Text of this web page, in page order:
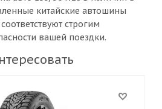
китайские автошины
строгим
вашей поездки.